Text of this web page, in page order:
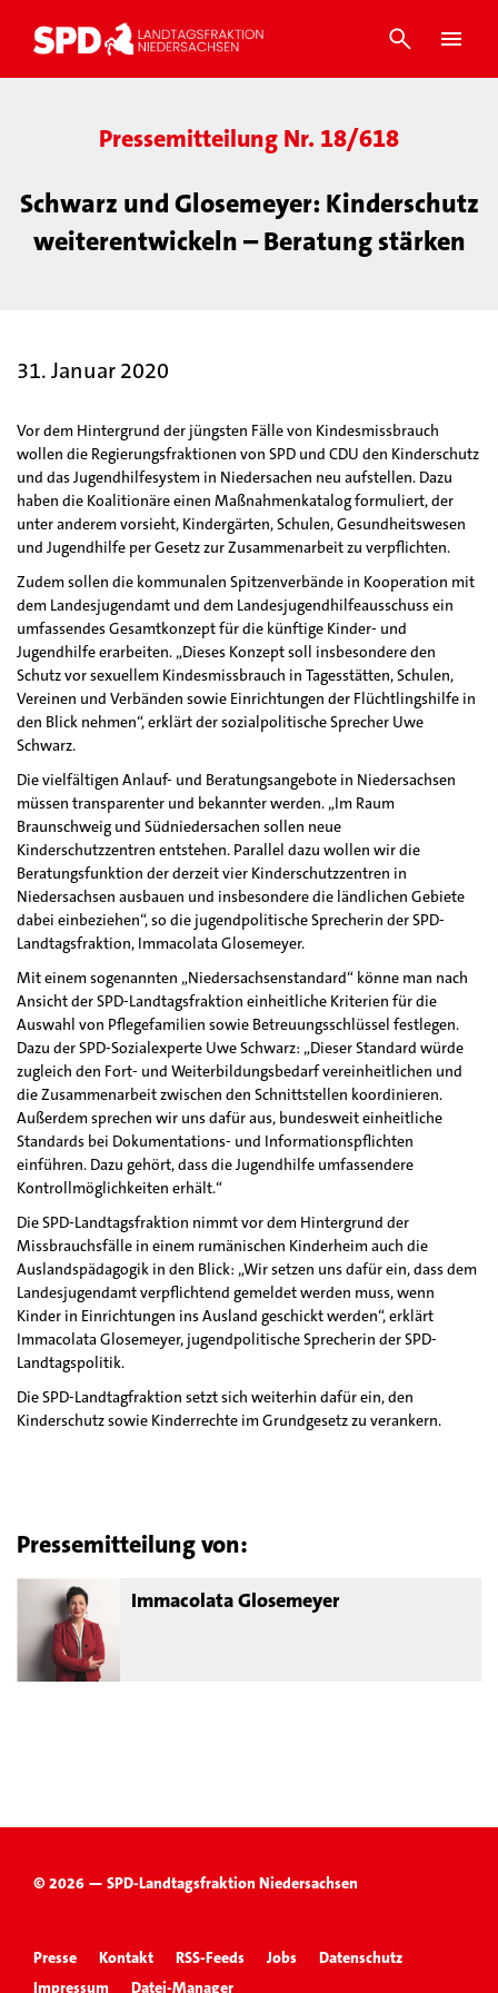
Pressemitteilung Nr. 18/618
Schwarz und Glosemeyer: Kinderschutz
weiterentwickeln – Beratung stärken
31. Januar 2020
Vor dem Hintergrund der jüngsten Fälle von Kindesmissbrauch
wollen die Regierungsfraktionen von SPD und CDU den Kinderschutz
und das Jugendhilfesystem in Niedersachen neu aufstellen. Dazu
haben die Koalitionäre einen Maßnahmenkatalog formuliert, der
unter anderem vorsieht, Kindergärten, Schulen, Gesundheitswesen
und Jugendhilfe per Gesetz zur Zusammenarbeit zu verpflichten.
Zudem sollen die kommunalen Spitzenverbände in Kooperation mit
dem Landesjugendamt und dem Landesjugendhilfeausschuss ein
umfassendes Gesamtkonzept für die künftige Kinder- und
Jugendhilfe erarbeiten. „Dieses Konzept soll insbesondere den
Schutz vor sexuellem Kindesmissbrauch in Tagesstätten, Schulen,
Vereinen und Verbänden sowie Einrichtungen der Flüchtlingshilfe in
den Blick nehmen“, erklärt der sozialpolitische Sprecher Uwe
Schwarz.
Die vielfältigen Anlauf- und Beratungsangebote in Niedersachsen
müssen transparenter und bekannter werden. „Im Raum
Braunschweig und Südniedersachen sollen neue
Kinderschutzzentren entstehen. Parallel dazu wollen wir die
Beratungsfunktion der derzeit vier Kinderschutzzentren in
Niedersachsen ausbauen und insbesondere die ländlichen Gebiete
dabei einbeziehen“, so die jugendpolitische Sprecherin der SPD-
Landtagsfraktion, Immacolata Glosemeyer.
Mit einem sogenannten „Niedersachsenstandard“ könne man nach
Ansicht der SPD-Landtagsfraktion einheitliche Kriterien für die
Auswahl von Pflegefamilien sowie Betreuungsschlüssel festlegen.
Dazu der SPD-Sozialexperte Uwe Schwarz: „Dieser Standard würde
zugleich den Fort- und Weiterbildungsbedarf vereinheitlichen und
die Zusammenarbeit zwischen den Schnittstellen koordinieren.
Außerdem sprechen wir uns dafür aus, bundesweit einheitliche
Standards bei Dokumentations- und Informationspflichten
einführen. Dazu gehört, dass die Jugendhilfe umfassendere
Kontrollmöglichkeiten erhält.“
Die SPD-Landtagsfraktion nimmt vor dem Hintergrund der
Missbrauchsfälle in einem rumänischen Kinderheim auch die
Auslandspädagogik in den Blick: „Wir setzen uns dafür ein, dass dem
Landesjugendamt verpflichtend gemeldet werden muss, wenn
Kinder in Einrichtungen ins Ausland geschickt werden“, erklärt
Immacolata Glosemeyer, jugendpolitische Sprecherin der SPD-
Landtagspolitik.
Die SPD-Landtagfraktion setzt sich weiterhin dafür ein, den
Kinderschutz sowie Kinderrechte im Grundgesetz zu verankern.
Pressemitteilung von:
Immacolata Glosemeyer
© 2026 — SPD-Landtagsfraktion Niedersachsen
Presse Kontakt RSS-Feeds Jobs
Datenschutz
Impressum
Datei-Manager